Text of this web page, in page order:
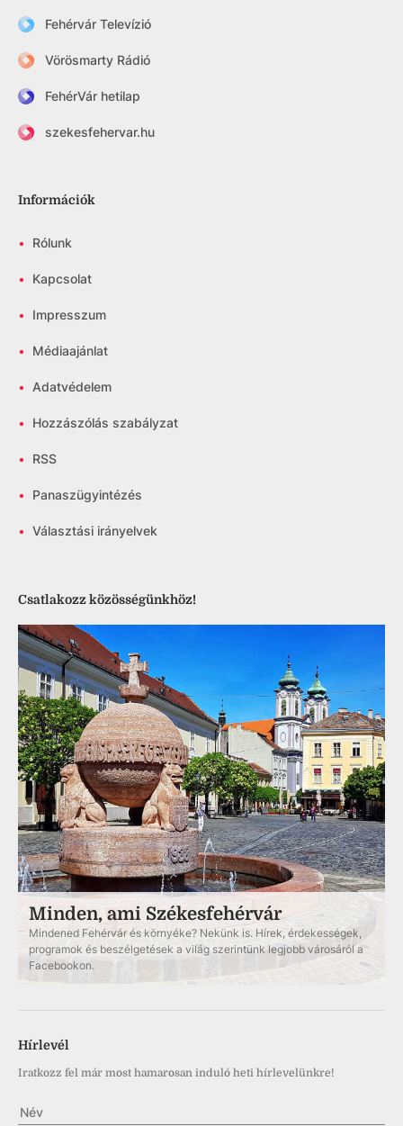
Fehérvár Televízió
Vörösmarty Rádió
FehérVár hetilap
szekesfehervar.hu
Információk
• Rólunk
• Kapcsolat
• Impresszum
• Médiaajánlat
• Adatvédelem
• Hozzászólás szabályzat
• RSS
• Panaszügyintézés
• Választási irányelvek
Csatlakozz közösségünkhöz!
Minden, ami Székesfehérvár
Mindened Fehérvár és környéke? Nekünk is. Hírek, érdekességek,
programok és beszélgetések a világ szerintünk legjobb városáról a
Facebookon.
Hírlevél
Iratkozz fel már most hamarosan induló heti hírlevelünkre!